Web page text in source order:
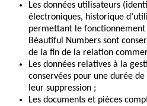
Les données utilisateurs
électroniques, historique
permettant le
Béautiful Numbers sont
de la fin de la relation
Les données relatives à la
conservées pour une durée
leur suppression ;
Les documents et pièces